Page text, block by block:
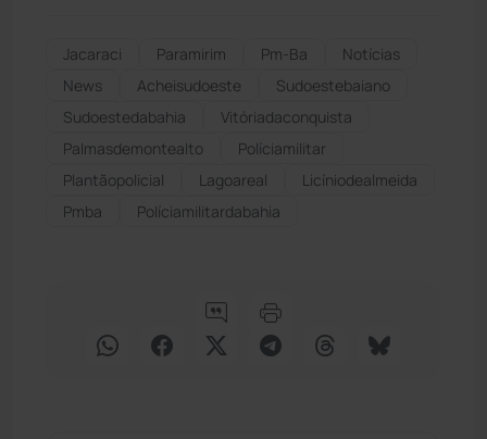
Jacaraci Paramirim Pm-Ba
Notícias
News
Acheisudoeste
Sudoestebaiano
Sudoestedabahia
Vitóriadaconquista
Palmasdemontealto
Políciamilitar
Plantãopolicial
Lagoareal
Licíniodealmeida
Pmba
Políciamilitardabahia